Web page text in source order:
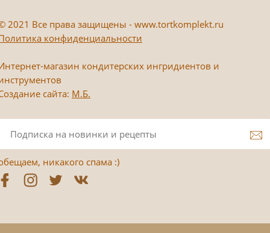
2021 Все права защищены - www.tortkomplekt.ru
конфиденциальности
магазин кондитерских ингридиентов и
сайта: М.Б.
никакого спама :)